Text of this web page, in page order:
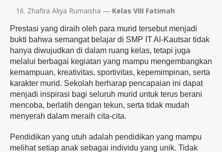
Zhafira Aliya Rumaisha — Kelas VIII Fatimah
Prestasi yang diraih oleh para murid tersebut menjadi
bukti bahwa semangat belajar di SMP IT Al-Kautsar tidak
hanya diwujudkan di dalam ruang kelas, tetapi juga
melalui berbagai kegiatan yang mampu mengembangkan
kemampuan, kreativitas, sportivitas, kepemimpinan, serta
karakter murid. Sekolah berharap pencapaian ini dapat
menjadi inspirasi bagi seluruh murid untuk terus berani
mencoba, berlatih dengan tekun, serta tidak mudah
menyerah dalam meraih cita-cita.
Pendidikan yang utuh adalah pendidikan yang mampu
melihat setiap anak sebagai individu yang unik. Tidak